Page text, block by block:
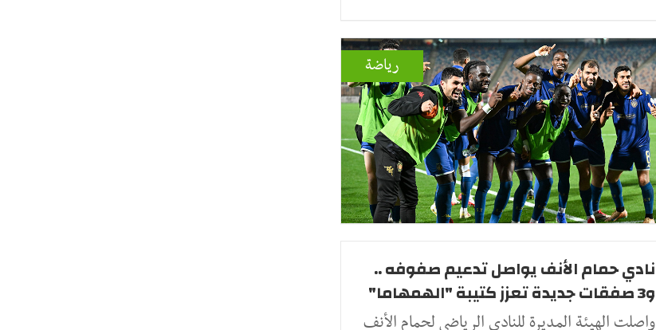
رياضة
نادي حمام الأنف يواصل تدعيم صفوفه ..
و3 صفقات جديدة تعزز كتيبة "الهمهاما"
واصلت الهيئة المديرة للنادي الرياضي لحمام الأنف